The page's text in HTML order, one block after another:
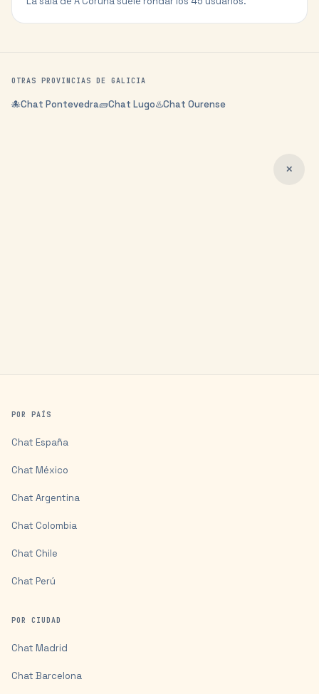
OTRAS PROVINCIAS DE GALICIA
🐙Chat Pontevedra🧱Chat Lugo♨️Chat Ourense
✕
POR PAÍS
Chat España
Chat México
Chat Argentina
Chat Colombia
Chat Chile
Chat Perú
POR CIUDAD
Chat Madrid
Chat Barcelona